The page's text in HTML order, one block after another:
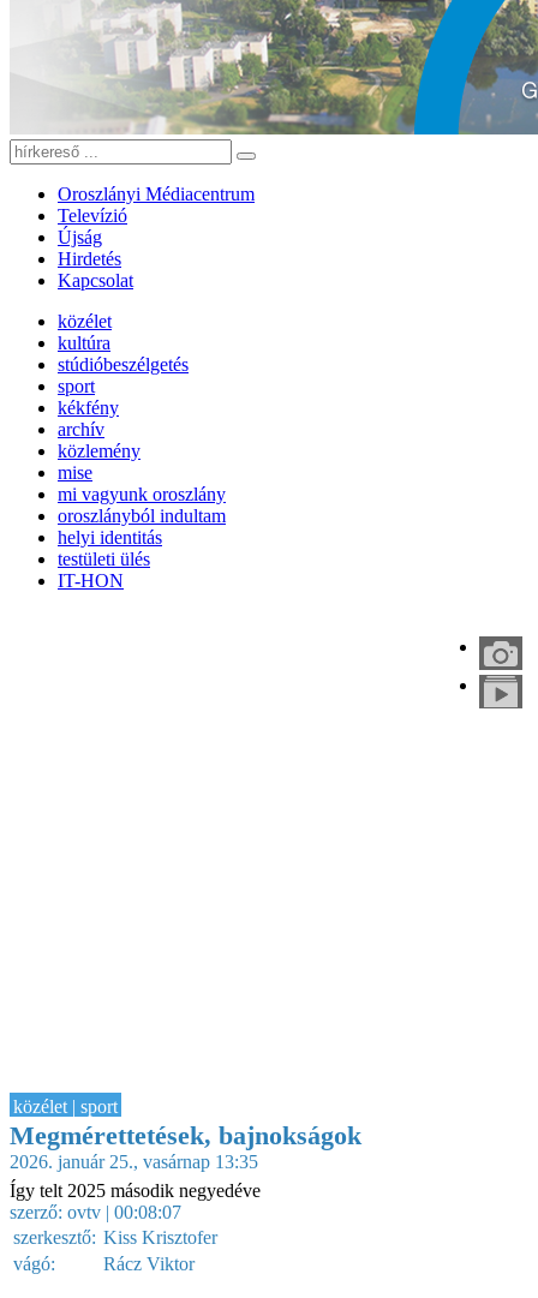
Oroszlányi Médiacentrum
Televízió
Újság
Hirdetés
Kapcsolat
közélet
kultúra
stúdióbeszélgetés
sport
kékfény
archív
közlemény
mise
mi vagyunk oroszlány
oroszlányból indultam
helyi identitás
testületi ülés
IT-HON
közélet | sport
Megmérettetések, bajnokságok
2026. január 25., vasárnap 13:35
Így telt 2025 második negyedéve
szerző: ovtv | 00:08:07
szerkesztő: Kiss Krisztofer
vágó:
Rácz Viktor